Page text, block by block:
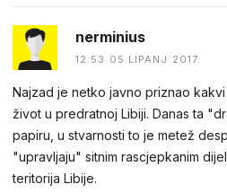
nerminius
12:53 05.LIPANJ 2017.
Najzad je netko javno priznao
život u predratnoj Libiji. Danas ta
papiru, u stvarnosti to je metež
"upravljaju" sitnim rascjepkanim
teritorija Libije.